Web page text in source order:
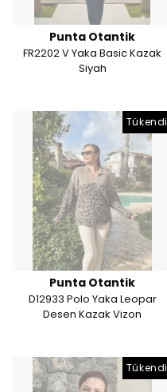
Punta Otantik
FR2202 V Yaka Basic Kazak
Siyah
Tükendi
Punta Otantik
D12933 Polo Yaka Leopar
Desen Kazak Vizon
Tükendi